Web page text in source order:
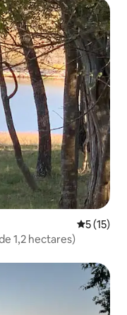
5 (15)
1,2 hectares)